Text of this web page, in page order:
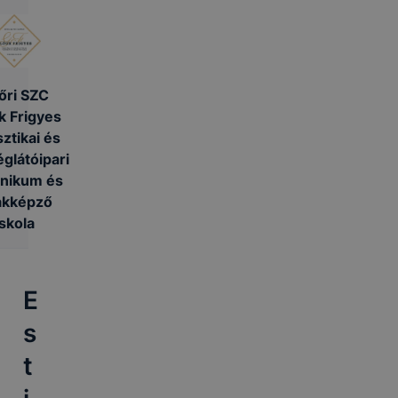
SZC
Frigyes
és
és
E
s
t